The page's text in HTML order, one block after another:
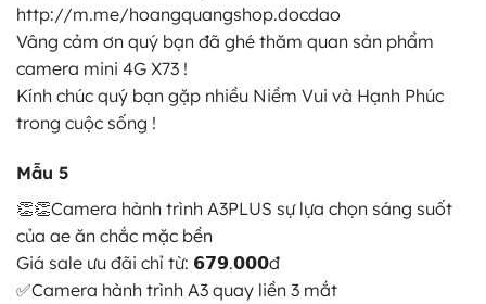
http://m.me/hoangquangshop.docdao
Vâng cảm ơn quý bạn đã ghé thăm quan sản phẩm
camera mini 4G X73 !
Kính chúc quý bạn gặp nhiều Niềm Vui và Hạnh Phúc
trong cuộc sống !
Mẫu 5
👏👏Camera hành trình A3PLUS sự lựa chọn sáng suốt
của ae ăn chắc mặc bền
Giá sale ưu đãi chỉ từ: 𝟲𝟳𝟵.𝟬𝟬𝟬đ
✅Camera hành trình A3 quay liền 3 mắt